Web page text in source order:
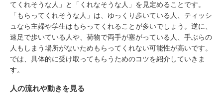
てくれそうな人」と「くれなそうな人」を見定めることです。
「もらってくれそうな人」は、ゆっくり歩いている人、ティッシ
ュなら主婦や学生はもらってくれることが多いでしょう。逆に、
速足で歩いている人や、荷物で両手が塞がっている人、手ぶらの
人もしまう場所がないためもらってくれない可能性が高いです。
では、具体的に受け取ってもらうためのコツを紹介していきま
す。
人の流れや動きを見る